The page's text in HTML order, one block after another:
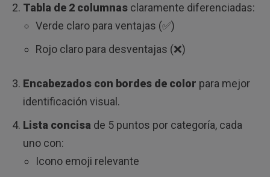
Tabla de 2 columnasclaramente diferenciadas:
Verde claro para ventajas (✅)
Rojo claro para desventajas (❌)
Encabezados con bordes de color para mejor
identificación visual.
Lista concisa de 5 puntos por categoría, cada
uno con:
Icono emoji relevante